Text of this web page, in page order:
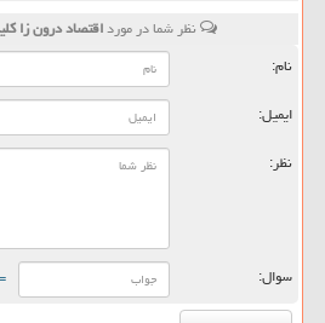
نظر شما در مورداقتصاد درون زا
نام:
ایمیل:
نظر:
سوال: = ۹